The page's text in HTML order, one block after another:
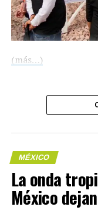
(más…)
Me gusta esto:
MÉXICO
​La onda
México